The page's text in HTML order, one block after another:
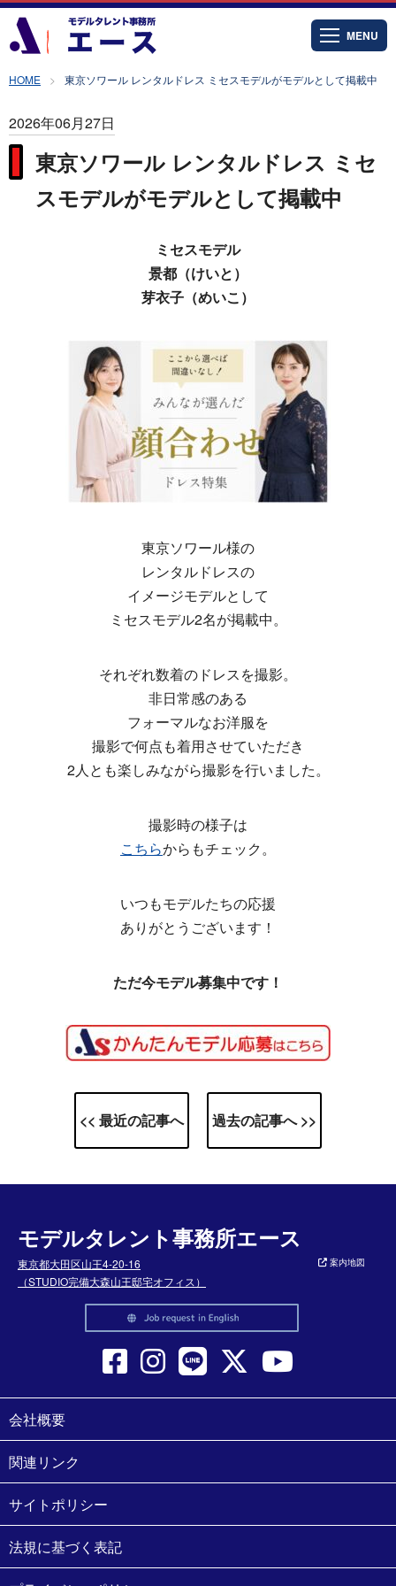
MENU
HOME 東京ソワール レンタルドレス ミセスモデルがモデルとして掲載中
2026年06月27日
東京ソワール レンタルドレス ミセ
スモデルがモデルとして掲載中
ミセスモデル
景都（けいと）
芽衣子（めいこ）
東京ソワール様の
レンタルドレスの
イメージモデルとして
ミセスモデル2名が掲載中。
それぞれ数着のドレスを撮影。
非日常感のある
フォーマルなお洋服を
撮影で何点も着用させていただき
2人とも楽しみながら撮影を行いました。
撮影時の様子は
こちらからもチェック。
いつもモデルたちの応援
ありがとうございます！
ただ今モデル募集中です！
<< 最近の記事へ 過去の記事へ >>
モデルタレント事務所エース
東京都大田区山王4-20-16
（STUDIO完備大森山王邸宅オフィス）
案内地図
会社概要
関連リンク
サイトポリシー
法規に基づく表記